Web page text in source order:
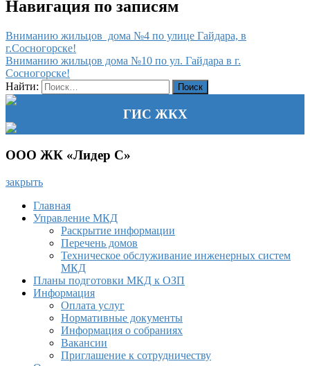
Навигация по записям
Вниманию жильцов дома №4 по улице Гайдара, в
г.Сосногорске!
Вниманию жильцов дома №10 по ул. Гайдара в г.
Сосногорске!
Найти:
ГИС ЖКХ
ООО ЖК «Лидер С»
закрыть
Главная
Управление МКД
Раскрытие информации
Перечень домов
Техническое обслуживание инженерных систем
МКД
Планы подготовки МКД к ОЗП
Информация
Оплата услуг
Нормативные документы
Информация о собраниях
Вакансии
Приглашение к сотрудничеству